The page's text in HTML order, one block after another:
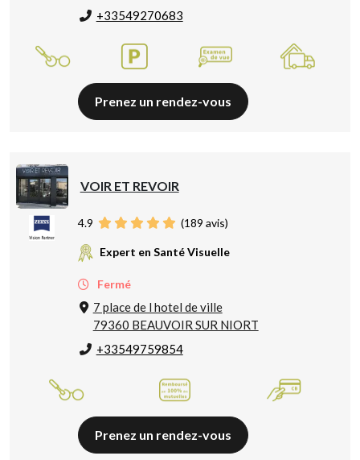
+33549270683
Prenez un rendez-vous
VOIR ET REVOIR
4.9 (189 avis)
Expert en Santé Visuelle
Fermé
7 place de l hotel de ville
79360 BEAUVOIR SUR NIORT
+33549759854
Prenez un rendez-vous